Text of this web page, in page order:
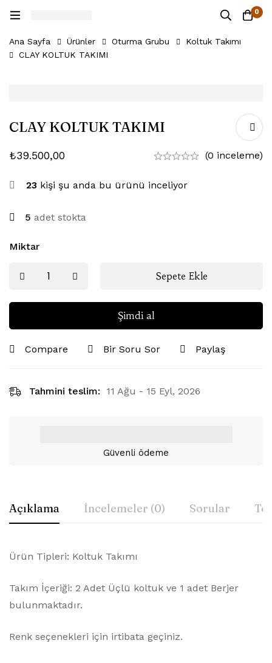
0
Ana Sayfa Ürünler Oturma Grubu
Koltuk Takımı
CLAY KOLTUK TAKIMI
CLAY KOLTUK TAKIMI
₺39.500,00 (0 inceleme)
23 kişi şu anda bu ürünü inceliyor
5 adet stokta
Miktar
Sepete Ekle
Şimdi al
Compare Bir Soru Sor Paylaş
Tahmini teslim: 11 Ağu - 15 Eyl, 2026
Güvenli ödeme
Açıklama İncelemeler (0) Sorular
Ürün Tipleri: Koltuk Takımı
Takım İçeriği: 2 Adet Üçlü koltuk ve 1 adet Berjer
bulunmaktadır.
Renk seçenekleri için irtibata geçiniz.